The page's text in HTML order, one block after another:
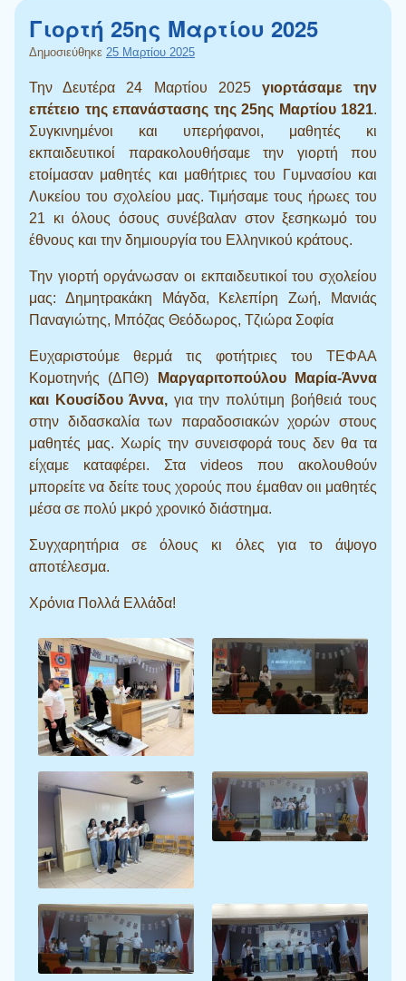
Γιορτή 25ης Μαρτίου 2025
Δημοσιεύθηκε 25 Μαρτίου 2025
Την Δευτέρα 24 Μαρτίου 2025 γιορτάσαμε την
επέτειο της επανάστασης της 25ης Μαρτίου 1821.
Συγκινημένοι και υπερήφανοι, μαθητές κι
εκπαιδευτικοί παρακολουθήσαμε την γιορτή που
ετοίμασαν μαθητές και μαθήτριες του Γυμνασίου και
Λυκείου του σχολείου μας. Τιμήσαμε τους ήρωες του
21 κι όλους όσους συνέβαλαν στον ξεσηκωμό του
έθνους και την δημιουργία του Ελληνικού κράτους.
Την γιορτή οργάνωσαν οι εκπαιδευτικοί του σχολείου
μας: Δημητρακάκη Μάγδα, Κελεπίρη Ζωή, Μανιάς
Παναγιώτης, Μπόζας Θεόδωρος, Τζιώρα Σοφία
Ευχαριστούμε θερμά τις φοτήτριες του ΤΕΦΑΑ
Κομοτηνής (ΔΠΘ)
Μαργαριτοπούλου Μαρία-Άννα
και Κουσίδου Άννα,για την πολύτιμη βοήθειά τους
στην διδασκαλία των παραδοσιακών χορών στους
μαθητές μας. Χωρίς την συνεισφορά τους δεν θα τα
είχαμε καταφέρει. Στα videos που ακολουθούν
μπορείτε να δείτε τους χορούς που έμαθαν οιι μαθητές
μέσα σε πολύ μκρό χρονικό διάστημα.
Συγχαρητήρια σε όλους κι όλες για το άψογο
αποτέλεσμα.
Χρόνια Πολλά Ελλάδα!